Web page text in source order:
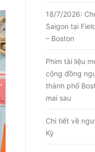
18/7/2026:
Saigon tại
– Boston
Phim tài liệu
cộng đồng
thành phố
mai sau
Chi tiết về
Kỳ